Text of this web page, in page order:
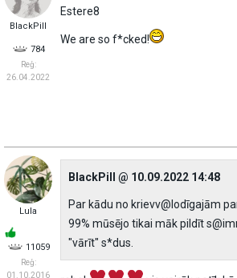
BlackPill
784
Reģ:
26.04.2022
Estere8
We are so f*cked!
Lula
11059
Reģ:
01.10.2016
BlackPill @ 10.09.2022 14:48
Par kādu no krievv@lodīgajām
99% mūsējo tikai māk pildīt
"vārīt" s*dus.